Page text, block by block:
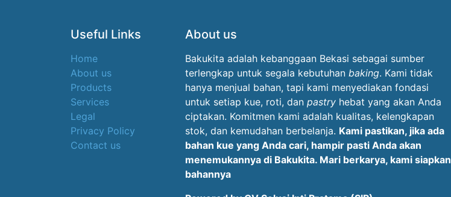
Useful Links
Home
About us
Products
Services
Legal
Privacy Policy
Contact us
About us
Bakukita adalah kebanggaan Bekasi sebagai sumber
terlengkap untuk segala kebutuhan baking. Kami tidak
hanya menjual bahan, tapi kami menyediakan fondasi
untuk setiap kue, roti, dan pastry hebat yang akan Anda
ciptakan. Komitmen kami adalah kualitas, kelengkapan
stok, dan kemudahan berbelanja. Kami pastikan, jika ada
bahan kue yang Anda cari, hampir pasti Anda akan
menemukannya di Bakukita. Mari berkarya, kami siapkan
bahannya